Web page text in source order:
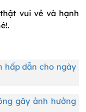
vui vẻ và hạnh
hấp dẫn cho ngày
gây ảnh hưởng